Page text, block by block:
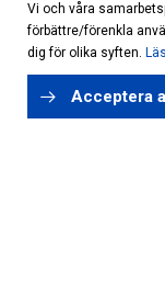
Vi och våra
förbättre/förenkla
dig för olika syften.
Acceptera